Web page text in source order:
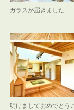
ガラスが届きました
明けましておめでとう